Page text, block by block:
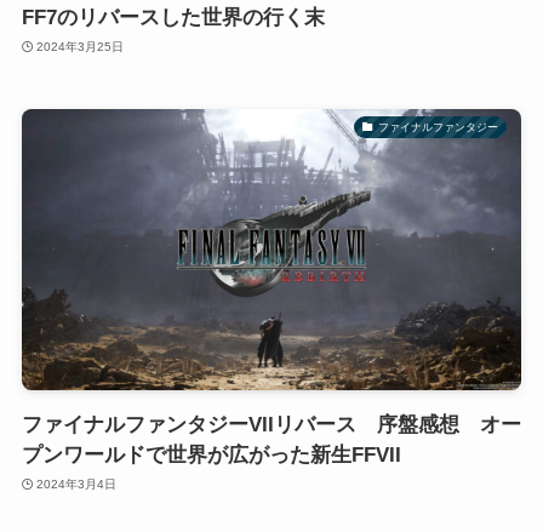
FF7のリバースした世界の行く末
2024年3月25日
ファイナルファンタジー
ファイナルファンタジーVIIリバース 序盤感想 オー
プンワールドで世界が広がった新生FFVII
2024年3月4日